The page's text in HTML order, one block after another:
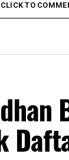
CLICK TO